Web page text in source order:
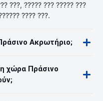
???, ????? ??? ????? ???
???? ???.
Ακρωτήριο;
χώρα Πράσινο